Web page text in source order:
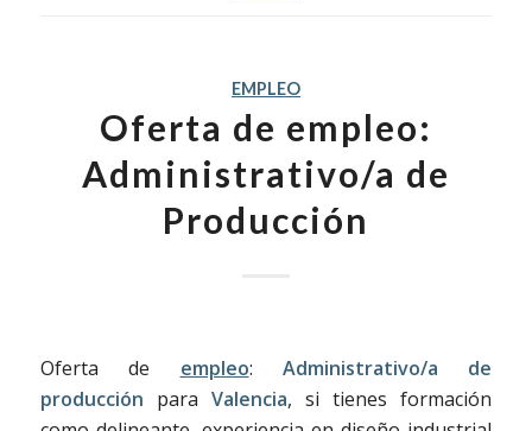
EMPLEO
Oferta de empleo:
Administrativo/a de
Producción
Oferta de empleo: Administrativo/a de
producción para Valencia, si tienes formación